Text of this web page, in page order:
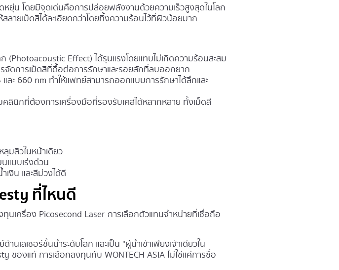
ยุ่น โดยมีจุดเด่นคือการปล่อยพลังงานด้วยความเร็วสูงสุดในโลก
ลายเม็ดสีได้ละเอียดกว่าโดยทิ้งความร้อนไว้ที่ผิวน้อยมาก
(Photoacoustic Effect) ได้รุนแรงโดยแทบไม่เกิดความร้อนสะสม
จัดการเม็ดสีที่ดื้อต่อการรักษาและรอยสักที่ลบออกยาก
ละ 660 nm ทำให้แพทย์สามารถออกแบบการรักษาได้ลึกและ
ลินิกที่ต้องการเครื่องมือที่รองรับเคสได้หลากหลาย ทั้งเม็ดสี
มสิวในหน้าเดียว
แบบเร่งด่วน
งิน และสีม่วงได้ดี
ที่ไหนดี
เครื่อง Picosecond Laser การเลือกตัวแทนจำหน่ายที่เชื่อถือ
เลเซอร์ชั้นนำระดับโลก และเป็น "ผู้นำเข้าเพียงเจ้าเดียวใน
ของแท้ การเลือกลงทุนกับ WONTECH ASIA ไม่ใช่แค่การซื้อ